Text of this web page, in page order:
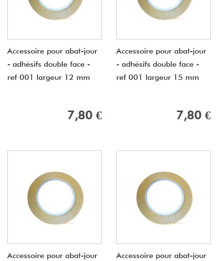
Accessoire pour abat-jour
- adhésifs double face -
ref 001 largeur 12 mm
7,80 €
Accessoire pour abat-jour
- adhésifs double face -
ref 001 largeur 15 mm
7,80 €
Accessoire pour abat-jour
Accessoire pour abat-jour